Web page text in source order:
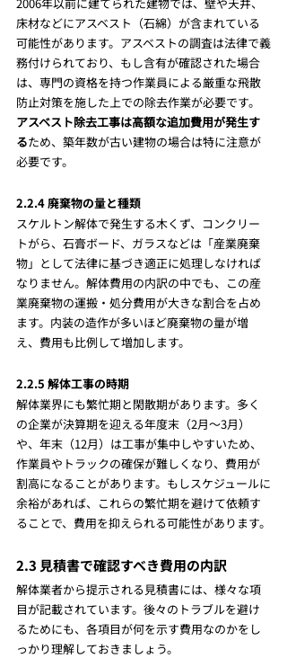
床材などにアスベスト（石綿）が含まれている
可能性があります。アスベストの調査は法律で義
務付けられており、もし含有が確認された場合
は、専門の資格を持つ作業員による厳重な飛散
防止対策を施した上での除去作業が必要です。
アスベスト除去工事は高額な追加費用が発生す
るため、築年数が古い建物の場合は特に注意が
必要です。
2.2.4 廃棄物の量と種類
スケルトン解体で発生する木くず、コンクリー
トがら、石膏ボード、ガラスなどは「産業廃棄
物」として法律に基づき適正に処理しなければ
なりません。解体費用の内訳の中でも、この産
業廃棄物の運搬・処分費用が大きな割合を占め
ます。内装の造作が多いほど廃棄物の量が増
え、費用も比例して増加します。
2.2.5 解体工事の時期
解体業界にも繁忙期と閑散期があります。多く
の企業が決算期を迎える年度末（2月～3月）
や、年末（12月）は工事が集中しやすいため、
作業員やトラックの確保が難しくなり、費用が
割高になることがあります。もしスケジュールに
余裕があれば、これらの繁忙期を避けて依頼す
ることで、費用を抑えられる可能性があります。
2.3 見積書で確認すべき費用の内訳
解体業者から提示される見積書には、様々な項
目が記載されています。後々のトラブルを避け
るためにも、各項目が何を示す費用なのかをし
っかり理解しておきましょう。